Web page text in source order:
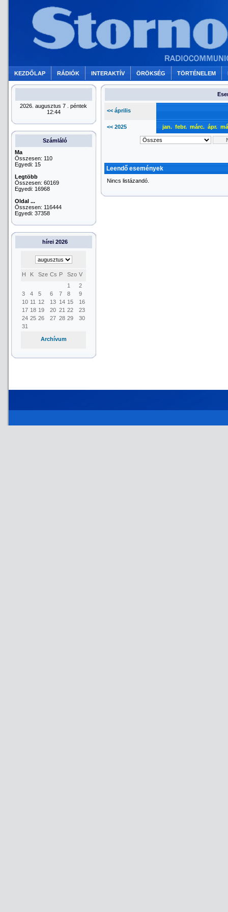
KEZDŐLAP RÁDIÓK INTERAKTÍV ÖRÖKSÉG TÖRTÉNELEM
2026. augusztus 7 . péntek
12:44
Számláló
Ma
Összesen: 110
Egyedi: 15
Legtöbb
Összesen: 60169
Egyedi: 16968
Oldal ...
Összesen: 116444
Egyedi: 37358
hírei 2026
H K Sze Cs P Szo V
1
2
3
4 5 6 7 8
9
10 11 12 13 14 15
16
17 18 19 20 21 22
23
24 25 26 27 28 29
30
31
Archívum
<< április
<< 2025 jan. febr. márc. ápr.
Leendő események
Nincs listázandó.